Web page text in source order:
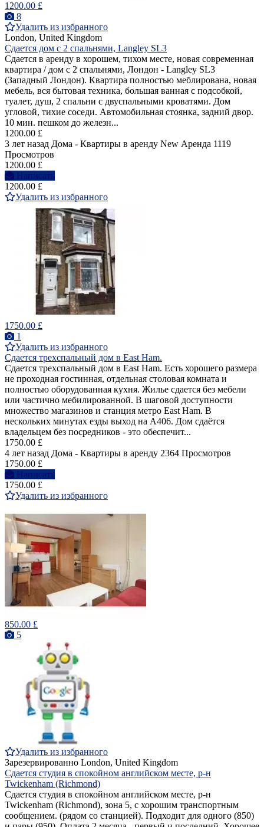
1200.00 £
8
Удалить из избранного
London, United Kingdom
Сдается дом с 2 спальнями, Langley SL3
Сдается в аренду в хорошем, тихом месте, новая современная
квартира / дом с 2 спальнями, Лондон - Langley SL3
(Западный Лондон). Квартира полностью меблирована, новая
мебель, вся бытовая техника, большая ванная с подсобкой,
туалет, душ, 2 спальни с двуспальными кроватями. Дом
угловой, тихие соседи. Автомобильная стоянка, задний двор.
10 мин. пешком до железн...
1200.00 £
3 лет назад Дома - Квартиры в аренду New Аренда 1119
Просмотров
1200.00 £
Написать
1200.00 £
Удалить из избранного
1750.00 £
1
Удалить из избранного
Сдается трехспальный дом в East Ham.
Сдается трехспальный дом в East Ham. Есть хорошего размера
не проходная гостинная, отдельная столовая комната и
полностью оборудованная кухня. Жилье сдается без мебели
или частично мебилированной. В шаговой доступности
множество магазинов и станция метро East Ham. В
нескольких минутах езды выход на A406. Дом сдаётся
владельцем без посредников - это обеспечит...
1750.00 £
4 лет назад Дома - Квартиры в аренду 2364 Просмотров
1750.00 £
Написать
1750.00 £
Удалить из избранного
850.00 £
5
Удалить из избранного
Зарезервированно London, United Kingdom
Сдается студия в спокойном английском месте, р-н
Twickenham (Richmond)
Сдается студия в спокойном английском месте, р-н
Twickenham (Richmond), зона 5, с хорошим транспортным
сообщением. (рядом со станцией). Подходит для одного (850)